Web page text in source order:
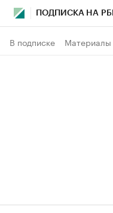
ПОДПИСКА НА
В подписке Материалы